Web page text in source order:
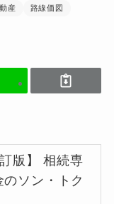
産 路線価図
版】 相続専
ソン・トク